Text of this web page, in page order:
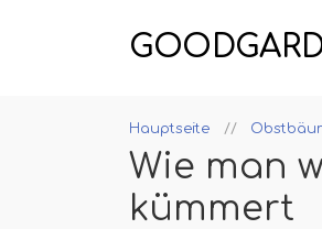
Hauptseite
Wie man
kümmert